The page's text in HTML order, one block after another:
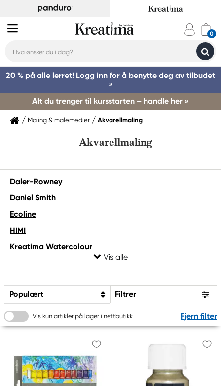
20 % på alle lerret! Logg inn for å benytte deg av tilbudet
»
Alt du trenger til kursstarten – handle her »
Maling & malemedier Akvarellmaling
Akvarellmaling
Daler-Rowney
Daniel Smith
Ecoline
HIMI
Kreatima Watercolour
LEFRANC BOURGEOIS
Rembrandt
Sakura
Schmincke
Winsor & Newton
ZIG
Populært Filtrer
Vis kun artikler på lager i nettbutikk Fjern filter